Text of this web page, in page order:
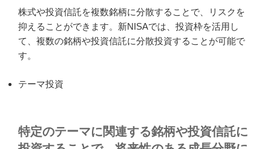
株式や投資信託を複数銘柄に分散することで、リスクを
抑えることができます。新NISAでは、投資枠を活用し
て、複数の銘柄や投資信託に分散投資することが可能で
す。
テーマ投資
特定のテーマに関連する銘柄や投資信託に